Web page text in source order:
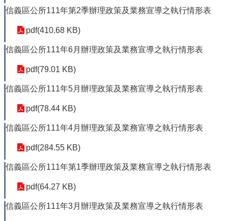
信義區公所111年第2季辦理政策及業務宣導之執行情形表
pdf(410.68 KB)
信義區公所111年6月辦理政策及業務宣導之執行情形表
pdf(79.01 KB)
信義區公所111年5月辦理政策及業務宣導之執行情形表
pdf(78.44 KB)
信義區公所111年4月辦理政策及業務宣導之執行情形表
pdf(284.55 KB)
信義區公所111年第1季辦理政策及業務宣導之執行情形表
pdf(64.27 KB)
信義區公所111年3月辦理政策及業務宣導之執行情形表